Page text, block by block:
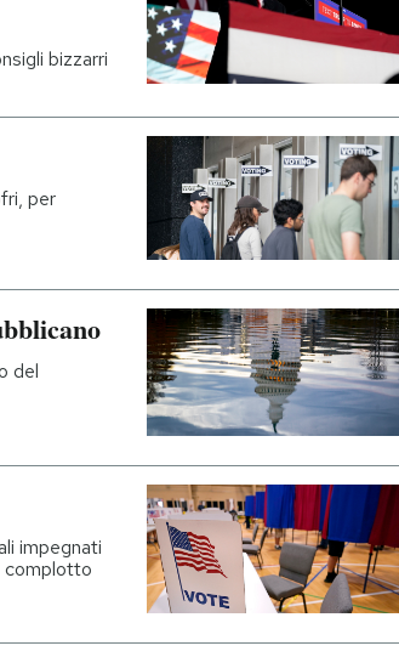
bizzarri
per
del
impegnati
complotto